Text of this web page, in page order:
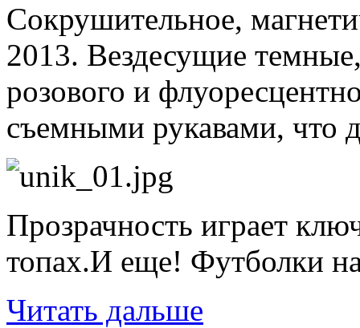
Сокрушительное,
2013. Вездесущие
розового и
съемными рукавами, что
Прозрачность играет
топах.И еще! Футболки
Читать дальше